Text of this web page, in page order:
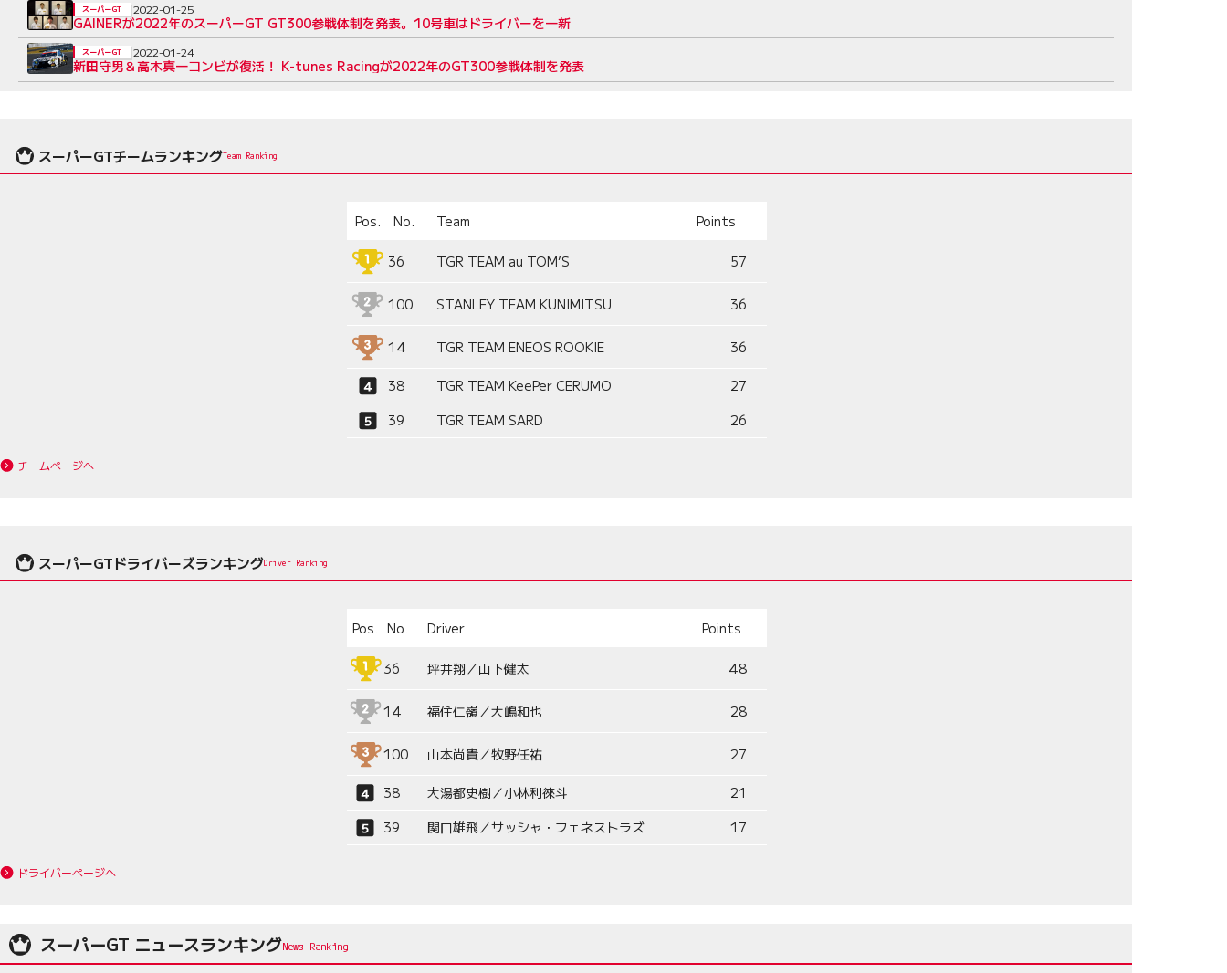
GAINERが2022年のスーパーGT GT300参戦体制を発表。10号車はドライバーを一新
スーパーGT 2022-01-25
新田守男＆高木真一コンビが復活！ K-tunes Racingが2022年のGT300参戦体制を発表
スーパーGT 2022-01-24
スーパーGTチームランキングTeam Ranking
Pos. No. Team Points
36 TGR TEAM au TOM’S 57
100 STANLEY TEAM KUNIMITSU 36
14 TGR TEAM ENEOS ROOKIE 36
38 TGR TEAM KeePer CERUMO
27
39
TGR TEAM SARD 26
チームページへ
スーパーGTドライバーズランキングDriver Ranking
Pos. No. Driver Points
36 坪井翔／山下健太 48
14 福住仁嶺／大嶋和也 28
100 山本尚貴／牧野任祐 27
38 大湯都史樹／小林利徠斗
21
39
関口雄飛／サッシャ・フェネストラズ 17
ドライバーページへ
スーパーGT ニュースランキング